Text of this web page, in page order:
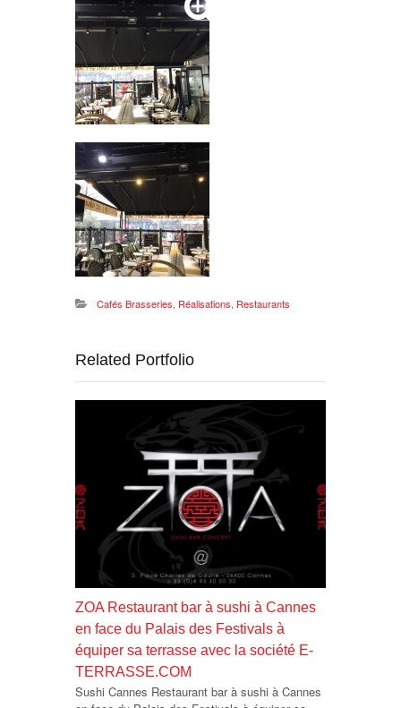
Cafés Brasseries, Réalisations, Restaurants
Related Portfolio
ZOA Restaurant bar à sushi à Cannes
en face du Palais des Festivals à
équiper sa terrasse avec la société E-
TERRASSE.COM
Sushi Cannes Restaurant bar à sushi à Cannes